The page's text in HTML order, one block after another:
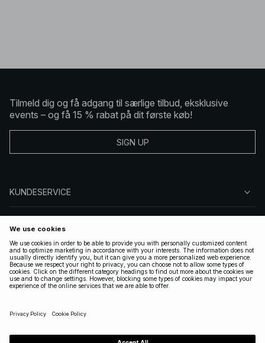
Tilmeld dig og få adgang til særlige tilbud, eksklusive
events – og få 15 % rabat på dit første køb!
SIGN UP
KUNDESERVICE
FØLG OS
GYLDIGE